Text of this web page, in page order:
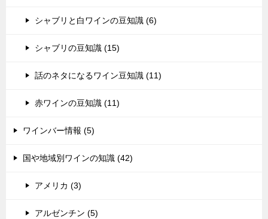
シャブリと白ワインの豆知識 (6)
シャブリの豆知識 (15)
話のネタになるワイン豆知識 (11)
赤ワインの豆知識 (11)
ワインバー情報 (5)
国や地域別ワインの知識 (42)
アメリカ (3)
アルゼンチン (5)